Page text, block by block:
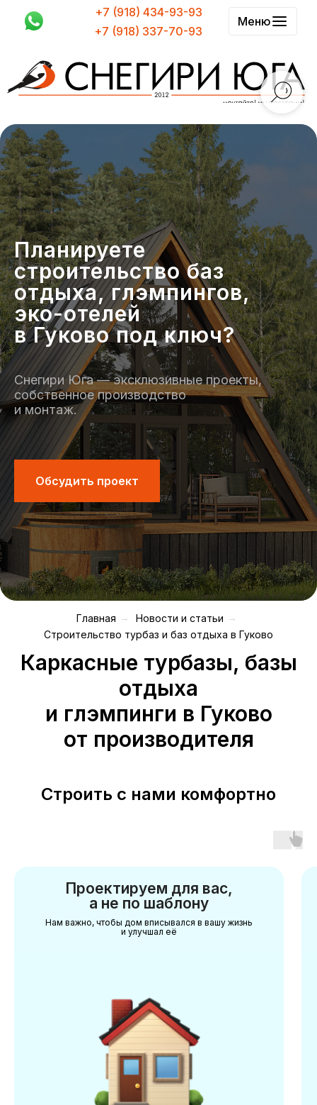
+7 (918) 434-93-93
+7 (918) 337-70-93
Меню
Планируете
строительство баз
отдыха, глэмпингов,
эко-отелей
в Гуково под ключ?
Снегири Юга — эксклюзивные проекты,
собственное производство
и монтаж.
Обсудить проект
Главная → Новости и статьи →
Строительство турбаз и баз отдыха в Гуково
Каркасные турбазы, базы
отдыха
и глэмпинги в Гуково
от производителя
Строить с нами комфортно
Проектируем для вас,
а не по шаблону
Нам важно, чтобы дом вписывался в вашу жизнь
и улучшал её